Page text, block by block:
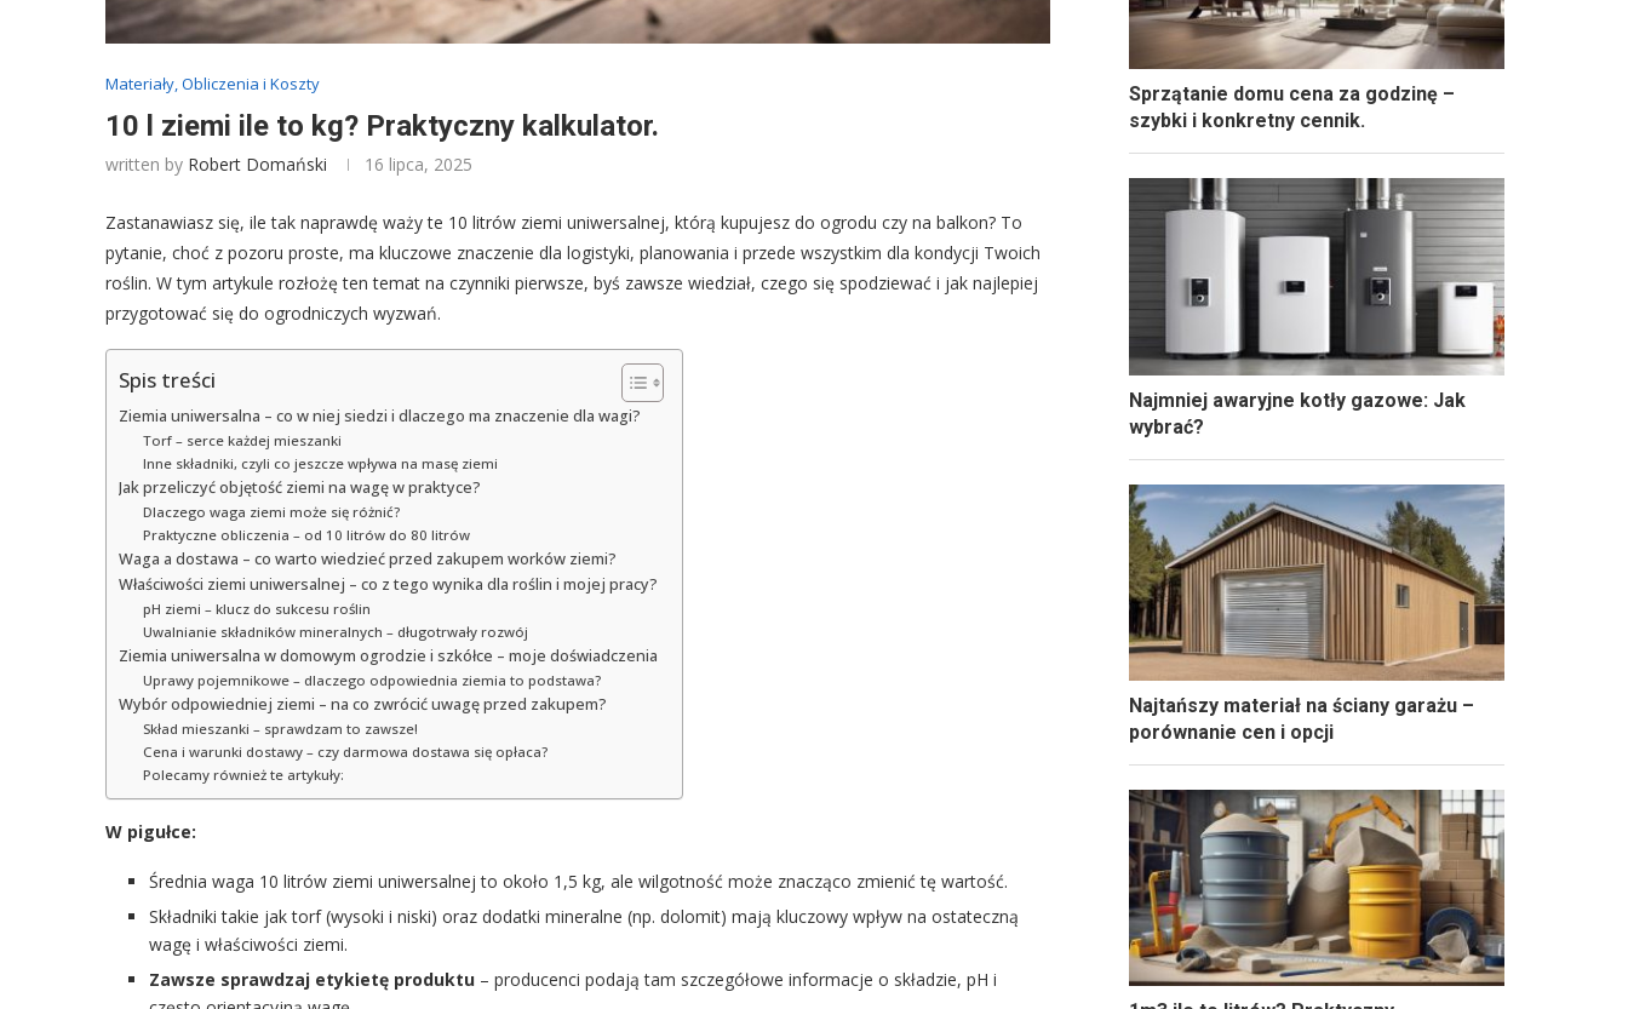
Materiały, Obliczenia i Koszty
10 l ziemi ile to kg? Praktyczny kalkulator.
written by Robert Domański 16 lipca, 2025
Zastanawiasz się, ile tak naprawdę waży te 10 litrów ziemi uniwersalnej, którą kupujesz do ogrodu czy na balkon? To
pytanie, choć z pozoru proste, ma kluczowe znaczenie dla logistyki, planowania i przede wszystkim dla kondycji Twoich
roślin. W tym artykule rozłożę ten temat na czynniki pierwsze, byś zawsze wiedział, czego się spodziewać i jak najlepiej
przygotować się do ogrodniczych wyzwań.
Spis treści
Ziemia uniwersalna – co w niej siedzi i dlaczego ma znaczenie dla wagi?
Torf – serce każdej mieszanki
Inne składniki, czyli co jeszcze wpływa na masę ziemi
Jak przeliczyć objętość ziemi na wagę w praktyce?
Dlaczego waga ziemi może się różnić?
Praktyczne obliczenia – od 10 litrów do 80 litrów
Waga a dostawa – co warto wiedzieć przed zakupem worków ziemi?
Właściwości ziemi uniwersalnej – co z tego wynika dla roślin i mojej pracy?
pH ziemi – klucz do sukcesu roślin
Uwalnianie składników mineralnych – długotrwały rozwój
Ziemia uniwersalna w domowym ogrodzie i szkółce – moje doświadczenia
Uprawy pojemnikowe – dlaczego odpowiednia ziemia to podstawa?
Wybór odpowiedniej ziemi – na co zwrócić uwagę przed zakupem?
Skład mieszanki – sprawdzam to zawsze!
Cena i warunki dostawy – czy darmowa dostawa się opłaca?
Polecamy również te artykuły:
W pigułce:
Średnia waga 10 litrów ziemi uniwersalnej to około 1,5 kg, ale wilgotność może znacząco zmienić tę wartość.
Składniki takie jak torf (wysoki i niski) oraz dodatki mineralne (np. dolomit) mają kluczowy wpływ na ostateczną
wagę i właściwości ziemi.
Zawsze sprawdzaj etykietę produktu – producenci podają tam szczegółowe informacje o składzie, pH i
Sprzątanie domu cena za godzinę –
szybki i konkretny cennik.
Najmniej awaryjne kotły gazowe: Jak
wybrać?
Najtańszy materiał na ściany garażu –
porównanie cen i opcji